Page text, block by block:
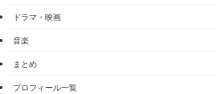
ドラマ・映画
音楽
まとめ
プロフィール一覧